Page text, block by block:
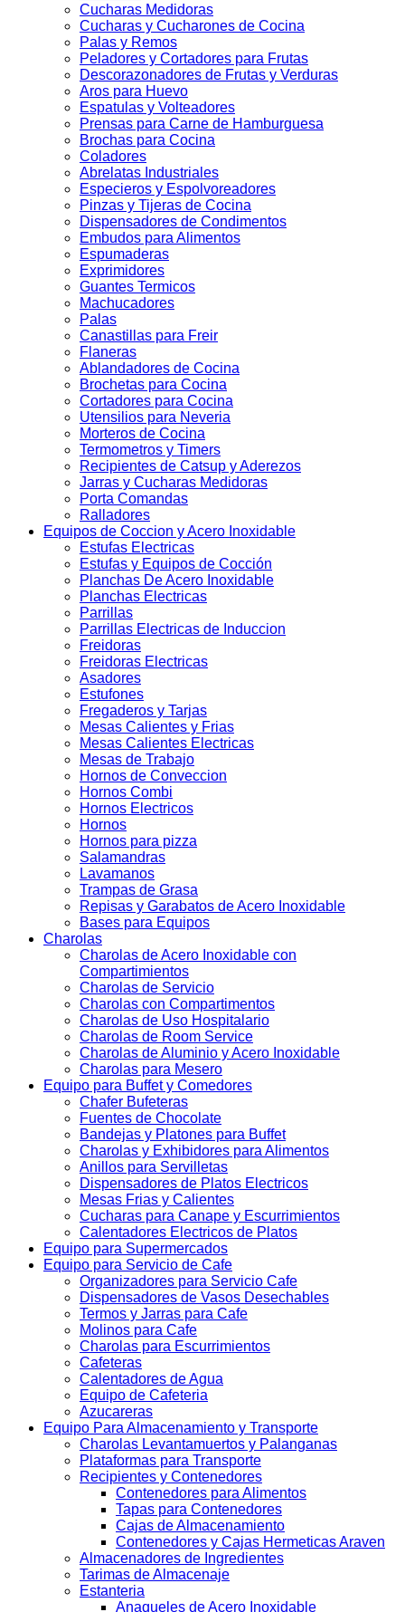
Cucharas Medidoras
Cucharas y Cucharones de Cocina
Palas y Remos
Peladores y Cortadores para Frutas
Descorazonadores de Frutas y Verduras
Aros para Huevo
Espatulas y Volteadores
Prensas para Carne de Hamburguesa
Brochas para Cocina
Coladores
Abrelatas Industriales
Especieros y Espolvoreadores
Pinzas y Tijeras de Cocina
Dispensadores de Condimentos
Embudos para Alimentos
Espumaderas
Exprimidores
Guantes Termicos
Machucadores
Palas
Canastillas para Freir
Flaneras
Ablandadores de Cocina
Brochetas para Cocina
Cortadores para Cocina
Utensilios para Neveria
Morteros de Cocina
Termometros y Timers
Recipientes de Catsup y Aderezos
Jarras y Cucharas Medidoras
Porta Comandas
Ralladores
Equipos de Coccion y Acero Inoxidable
Estufas Electricas
Estufas y Equipos de Cocción
Planchas De Acero Inoxidable
Planchas Electricas
Parrillas
Parrillas Electricas de Induccion
Freidoras
Freidoras Electricas
Asadores
Estufones
Fregaderos y Tarjas
Mesas Calientes y Frias
Mesas Calientes Electricas
Mesas de Trabajo
Hornos de Conveccion
Hornos Combi
Hornos Electricos
Hornos
Hornos para pizza
Salamandras
Lavamanos
Trampas de Grasa
Repisas y Garabatos de Acero Inoxidable
Bases para Equipos
Charolas
Charolas de Acero Inoxidable con
Compartimientos
Charolas de Servicio
Charolas con Compartimentos
Charolas de Uso Hospitalario
Charolas de Room Service
Charolas de Aluminio y Acero Inoxidable
Charolas para Mesero
Equipo para Buffet y Comedores
Chafer Bufeteras
Fuentes de Chocolate
Bandejas y Platones para Buffet
Charolas y Exhibidores para Alimentos
Anillos para Servilletas
Dispensadores de Platos Electricos
Mesas Frias y Calientes
Cucharas para Canape y Escurrimientos
Calentadores Electricos de Platos
Equipo para Supermercados
Equipo para Servicio de Cafe
Organizadores para Servicio Cafe
Dispensadores de Vasos Desechables
Termos y Jarras para Cafe
Molinos para Cafe
Charolas para Escurrimientos
Cafeteras
Calentadores de Agua
Equipo de Cafeteria
Azucareras
Equipo Para Almacenamiento y Transporte
Charolas Levantamuertos y Palanganas
Plataformas para Transporte
Recipientes y Contenedores
Contenedores para Alimentos
Tapas para Contenedores
Cajas de Almacenamiento
Contenedores y Cajas Hermeticas Araven
Almacenadores de Ingredientes
Tarimas de Almacenaje
Estanteria
Anaqueles de Acero Inoxidable